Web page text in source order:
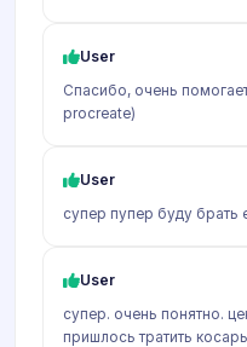
User
Спасибо, очень
procreate)
User
супер пупер буду брать
User
супер. очень понятно.
пришлось тратить